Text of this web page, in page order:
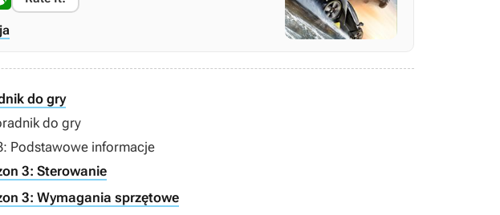
do gry
do gry
Podstawowe informacje
3: Sterowanie
3: Wymagania sprzętowe